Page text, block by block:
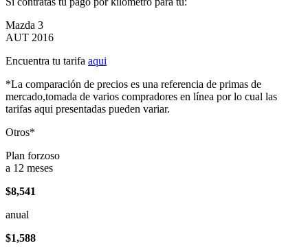
Mazda 3
AUT 2016
Encuentra tu tarifa aqui
*La comparación de precios es una referencia de primas de
mercado,tomada de varios compradores en línea por lo cual las
tarifas aqui presentadas pueden variar.
Otros*
Plan forzoso
a 12 meses
$8,541
anual
$1,588